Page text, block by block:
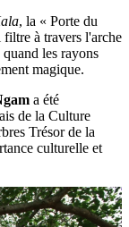
, la « Porte du
à travers l'arche
les rayons
magique.
a été
de la Culture
Trésor de la
culturelle et